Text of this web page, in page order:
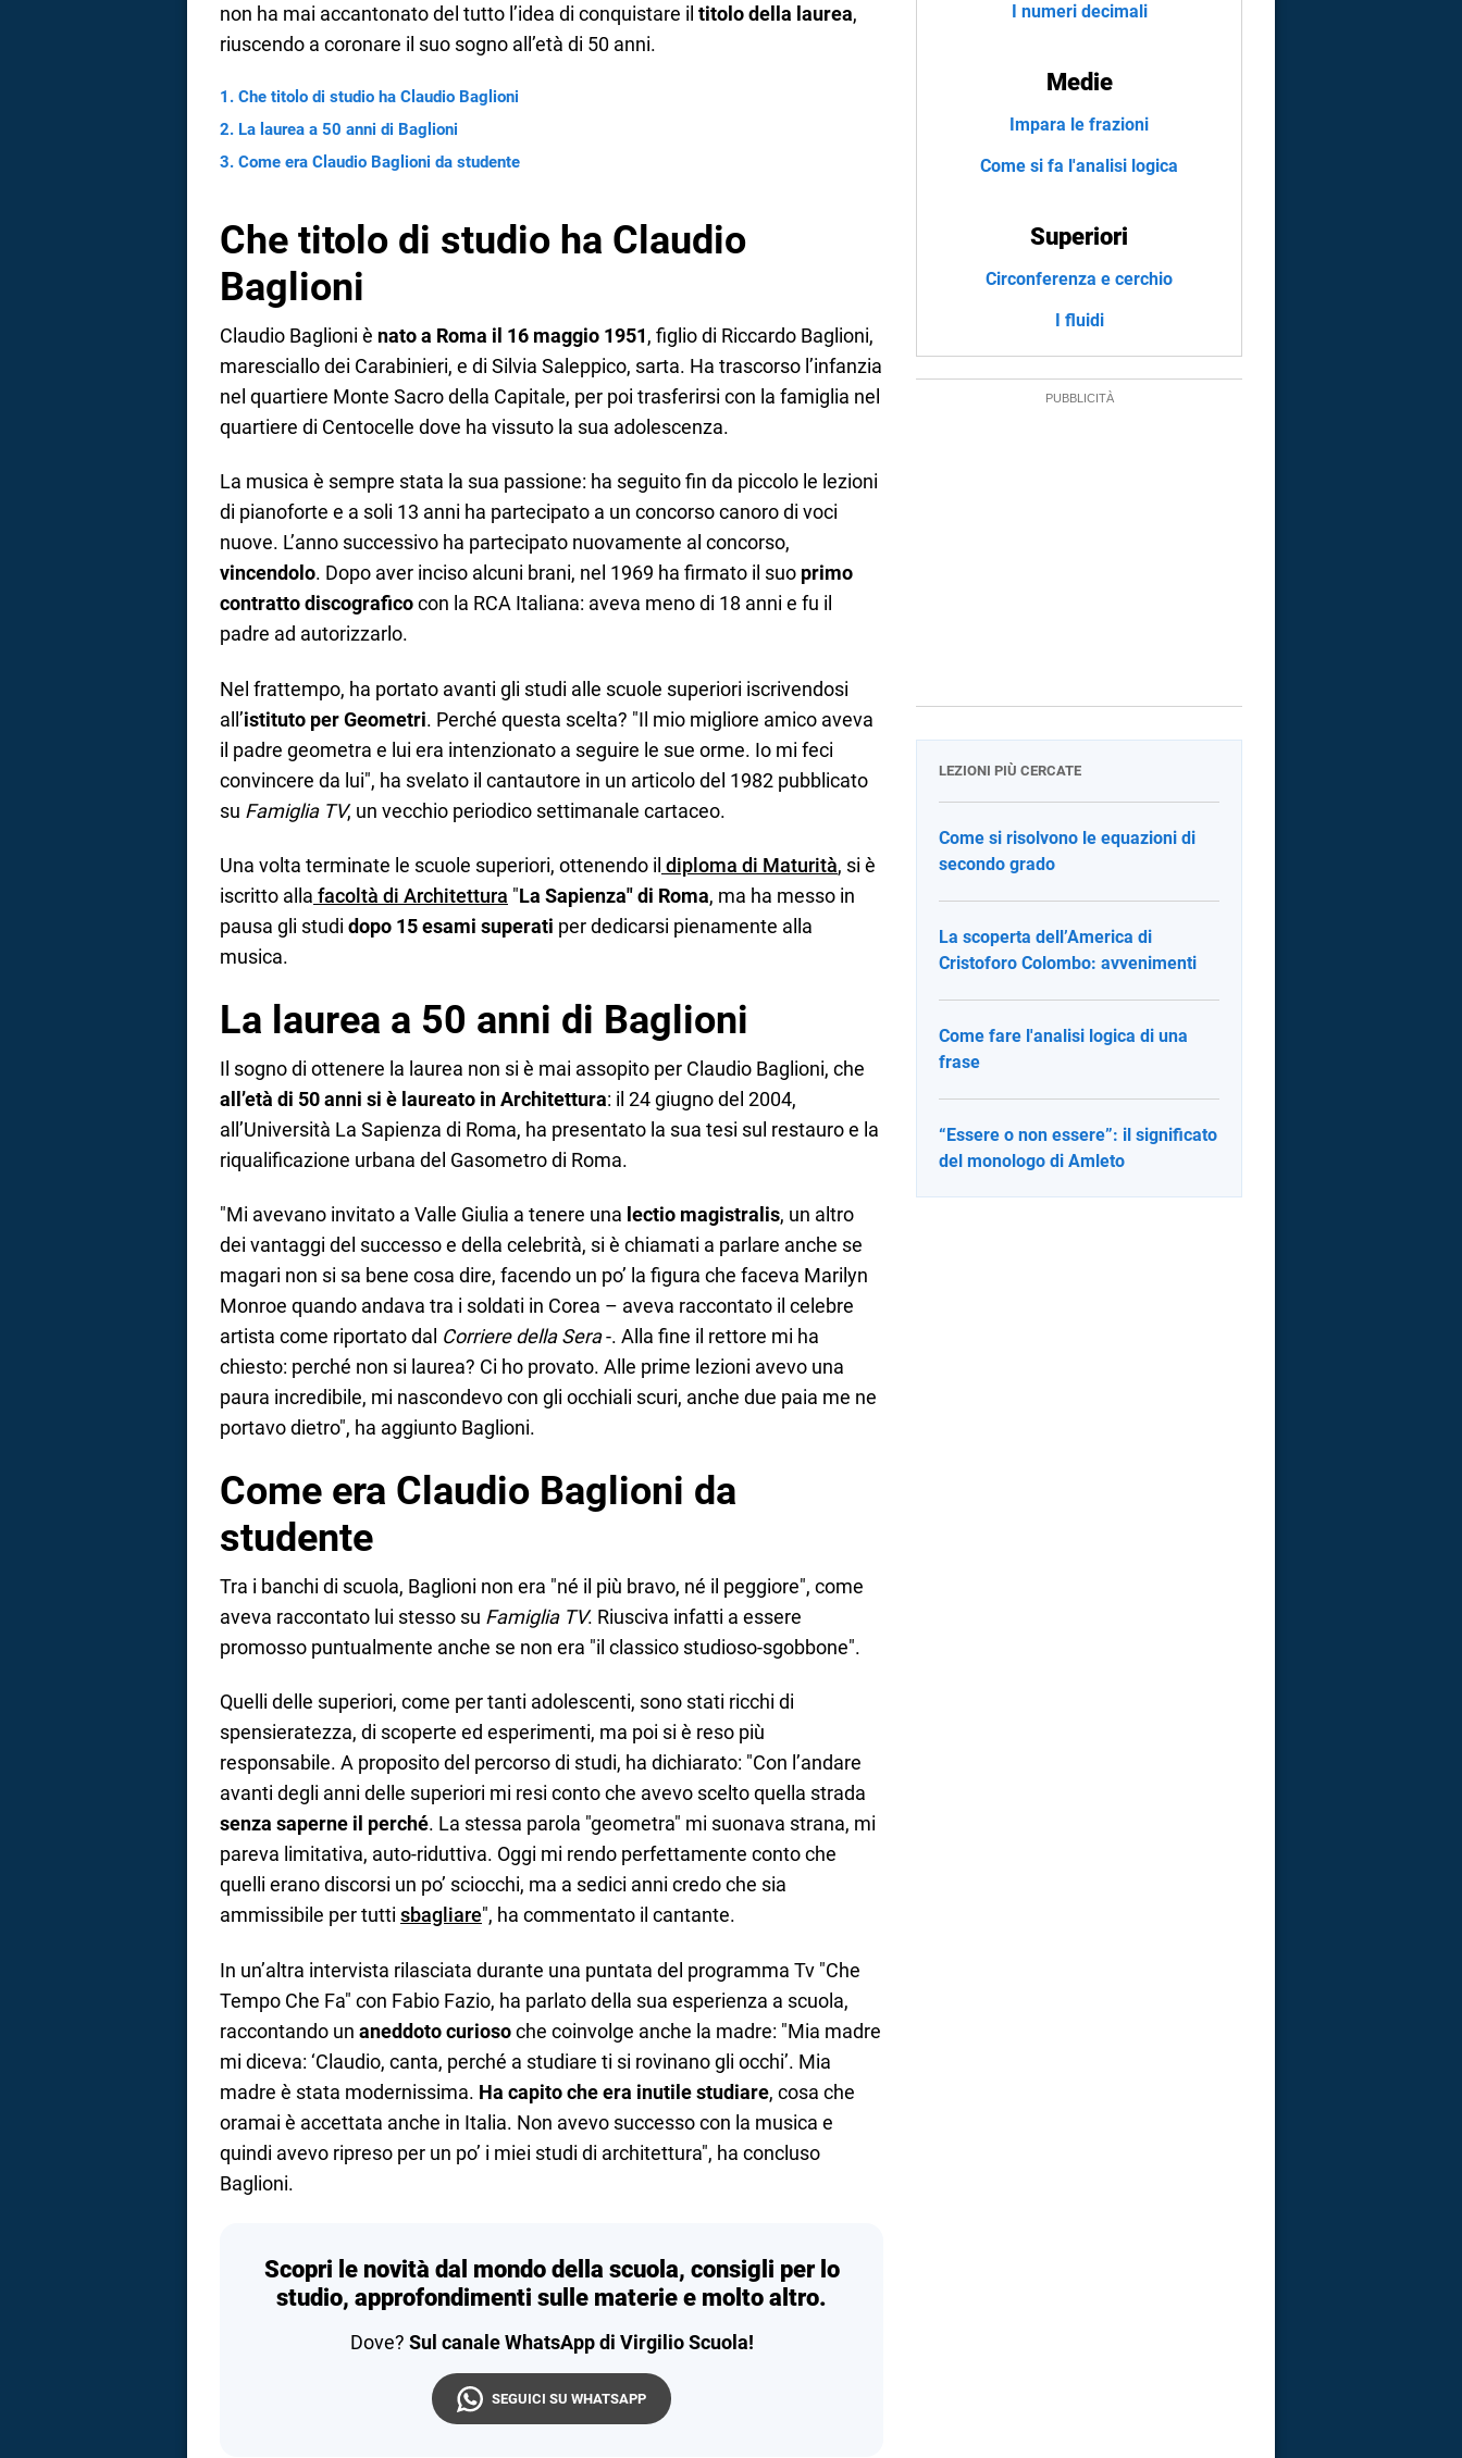
non ha mai accantonato del tutto l’idea di conquistare il titolo della laurea,
riuscendo a coronare il suo sogno all’età di 50 anni.
Che titolo di studio ha Claudio Baglioni
La laurea a 50 anni di Baglioni
Come era Claudio Baglioni da studente
Che titolo di studio ha Claudio
Baglioni
Claudio Baglioni è nato a Roma il 16 maggio 1951, figlio di Riccardo Baglioni,
maresciallo dei Carabinieri, e di Silvia Saleppico, sarta. Ha trascorso l’infanzia
nel quartiere Monte Sacro della Capitale, per poi trasferirsi con la famiglia nel
quartiere di Centocelle dove ha vissuto la sua adolescenza.
La musica è sempre stata la sua passione: ha seguito fin da piccolo le lezioni
di pianoforte e a soli 13 anni ha partecipato a un concorso canoro di voci
nuove. L’anno successivo ha partecipato nuovamente al concorso,
vincendolo. Dopo aver inciso alcuni brani, nel 1969 ha firmato il suo primo
contratto discograficocon la RCA Italiana: aveva meno di 18 anni e fu il
padre ad autorizzarlo.
Nel frattempo, ha portato avanti gli studi alle scuole superiori iscrivendosi
all’istituto per Geometri. Perché questa scelta? "Il mio migliore amico aveva
il padre geometra e lui era intenzionato a seguire le sue orme. Io mi feci
convincere da lui", ha svelato il cantautore in un articolo del 1982 pubblicato
su Famiglia TV, un vecchio periodico settimanale cartaceo.
Una volta terminate le scuole superiori, ottenendo il diploma di Maturità, si è
iscritto alla facoltà di Architettura "La Sapienza" di Roma, ma ha messo in
pausa gli studi dopo 15 esami superati per dedicarsi pienamente alla
musica.
La laurea a 50 anni di Baglioni
Il sogno di ottenere la laurea non si è mai assopito per Claudio Baglioni, che
all’età di 50 anni si è laureato in Architettura: il 24 giugno del 2004,
all’Università La Sapienza di Roma, ha presentato la sua tesi sul restauro e la
riqualificazione urbana del Gasometro di Roma.
"Mi avevano invitato a Valle Giulia a tenere una lectio magistralis, un altro
dei vantaggi del successo e della celebrità, si è chiamati a parlare anche se
magari non si sa bene cosa dire, facendo un po’ la figura che faceva Marilyn
Monroe quando andava tra i soldati in Corea – aveva raccontato il celebre
artista come riportato dal Corriere della Sera-. Alla fine il rettore mi ha
chiesto: perché non si laurea? Ci ho provato. Alle prime lezioni avevo una
paura incredibile, mi nascondevo con gli occhiali scuri, anche due paia me ne
portavo dietro", ha aggiunto Baglioni.
Come era Claudio Baglioni da
studente
Tra i banchi di scuola, Baglioni non era "né il più bravo, né il peggiore", come
aveva raccontato lui stesso su Famiglia TV. Riusciva infatti a essere
promosso puntualmente anche se non era "il classico studioso-sgobbone".
Quelli delle superiori, come per tanti adolescenti, sono stati ricchi di
spensieratezza, di scoperte ed esperimenti, ma poi si è reso più
responsabile. A proposito del percorso di studi, ha dichiarato: "Con l’andare
avanti degli anni delle superiori mi resi conto che avevo scelto quella strada
senza saperne il perché. La stessa parola "geometra" mi suonava strana, mi
pareva limitativa, auto-riduttiva. Oggi mi rendo perfettamente conto che
quelli erano discorsi un po’ sciocchi, ma a sedici anni credo che sia
ammissibile per tutti sbagliare", ha commentato il cantante.
In un’altra intervista rilasciata durante una puntata del programma Tv "Che
Tempo Che Fa" con Fabio Fazio, ha parlato della sua esperienza a scuola,
raccontando un aneddoto curiosoche coinvolge anche la madre: "Mia madre
mi diceva: ‘Claudio, canta, perché a studiare ti si rovinano gli occhi’. Mia
madre è stata modernissima. Ha capito che era inutile studiare, cosa che
oramai è accettata anche in Italia. Non avevo successo con la musica e
quindi avevo ripreso per un po’ i miei studi di architettura", ha concluso
Baglioni.
Scopri le novità dal mondo della scuola, consigli per lo
studio, approfondimenti sulle materie e molto altro.
Dove? Sul canale WhatsApp di Virgilio Scuola!
SEGUICI SU WHATSAPP
I numeri decimali
Medie
Impara le frazioni
Come si fa l'analisi logica
Superiori
Circonferenza e cerchio
I fluidi
LEZIONI PIÙ CERCATE
Come si risolvono le equazioni di
secondo grado
La scoperta dell’America di
Cristoforo Colombo: avvenimenti
Come fare l'analisi logica di una
frase
“Essere o non essere”: il significato
del monologo di Amleto